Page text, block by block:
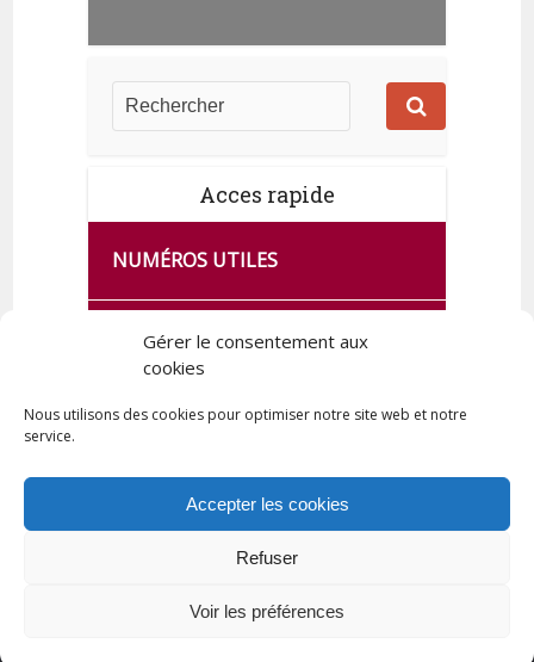
Gérer le consentement aux
cookies
Nous utilisons des cookies pour optimiser notre site web et notre
service.
Accepter les cookies
Refuser
Voir les préférences
Acces rapide
NUMÉROS UTILES
CA SE PASSE À FRANCE SERVICES
DE QUINGEY
Tous droits réservés © 2023 Commune de Quingey / Création -